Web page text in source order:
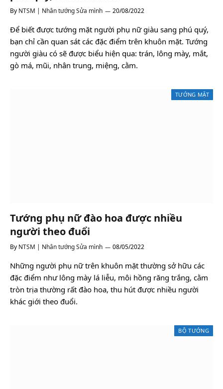
By NTSM | Nhân tướng Sửa mình 20/08/2022
Để biết được tướng mặt người phụ nữ giàu sang phú quý,
bạn chỉ cần quan sát các đặc điểm trên khuôn mặt. Tướng
người giàu có sẽ được biểu hiện qua: trán, lông mày, mắt,
gò má, mũi, nhân trung, miệng, cằm.
TƯỚNG MẶT
Tướng phụ nữ đào hoa được nhiều
người theo đuổi
By NTSM | Nhân tướng Sửa mình 08/05/2022
Những người phụ nữ trên khuôn mặt thường sở hữu các
đặc điểm như lông mày lá liễu, môi hồng răng trắng, cằm
tròn trịa thường rất đào hoa, thu hút được nhiều người
khác giới theo đuổi.
BỘ TƯỚNG